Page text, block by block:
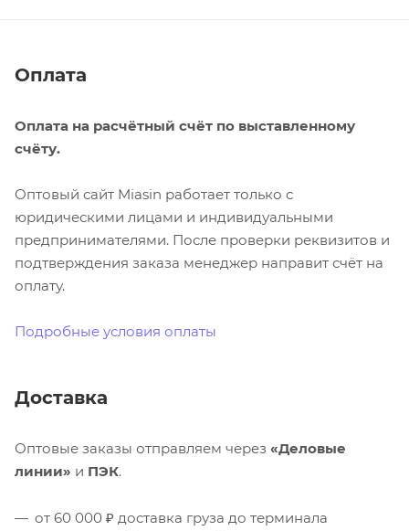
Оплата
Оплата на расчётный счёт по выставленному
счёту.
Оптовый сайт Miasin работает только с
юридическими лицами и индивидуальными
предпринимателями. После проверки реквизитов и
подтверждения заказа менеджер направит счёт на
оплату.
Подробные условия оплаты
Доставка
Оптовые заказы отправляем через «Деловые
линии» и ПЭК.
от 60 000 ₽ доставка груза до терминала